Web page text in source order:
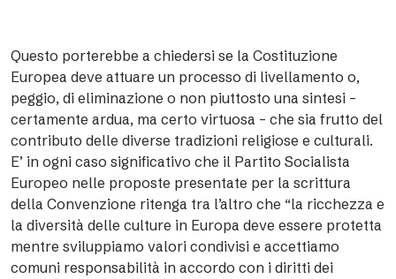
Questo porterebbe a chiedersi se la Costituzione
Europea deve attuare un processo di livellamento o,
peggio, di eliminazione o non piuttosto una sintesi –
certamente ardua, ma certo virtuosa – che sia frutto del
contributo delle diverse tradizioni religiose e culturali.
E’ in ogni caso significativo che il Partito Socialista
Europeo nelle proposte presentate per la scrittura
della Convenzione ritenga tra l’altro che “la ricchezza e
la diversità delle culture in Europa deve essere protetta
mentre sviluppiamo valori condivisi e accettiamo
comuni responsabilità in accordo con i diritti dei